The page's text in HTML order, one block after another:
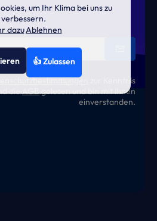
zur Kenntnis
dieAGBgelesen und bin mit ihnen
einverstanden.
um Ihr Klima bei uns zu
verbessern.
dazuAblehnen
👍 Zulassen